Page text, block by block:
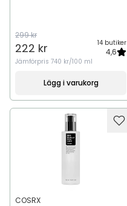
299 kr
222 kr 14 butiker
4,6
Jämförpris 740 kr/100 ml
Lägg i varukorg
COSRX